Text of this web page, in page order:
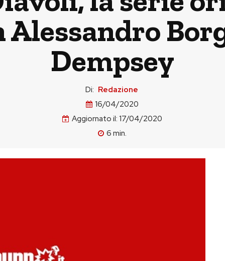
Dempsey
Di: Redazione
16/04/2020
Aggiornato il: 17/04/2020
6 min.